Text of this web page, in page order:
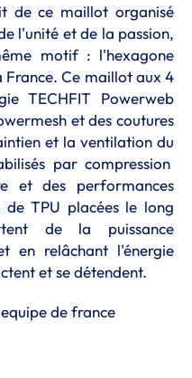
de ce maillot organisé
l'unité et de la passion,
motif : l'hexagone
France. Ce maillot aux 4
TECHFIT Powerweb
et des coutures
et la ventilation du
par compression
et des performances
de TPU placées le long
de la puissance
en relâchant l'énergie
et se détendent.